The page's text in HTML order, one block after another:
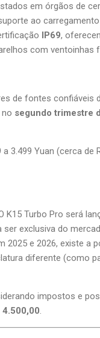
em órgãos de
ao carregamento
IP69,
com ventoinhas
de fontes confiáveis
segundo trimestre
3.499 Yuan (cerca de
Turbo Pro será
exclusiva do
2025 e 2026, existe a
diferente (como
impostos e
4.500,00.